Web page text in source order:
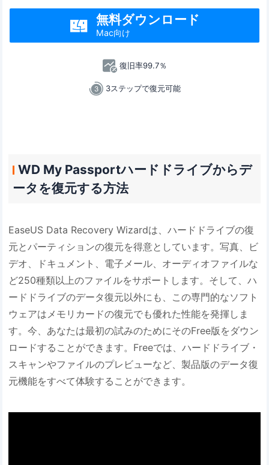
 無料ダウンロード
Mac向け
復旧率99.7％
3ステップで復元可能
WD My Passportハードドライブからデ
ータを復元する方法
EaseUS Data Recovery Wizardは、ハードドライブの復
元とパーティションの復元を得意としています。写真、ビ
デオ、ドキュメント、電子メール、オーディオファイルな
ど250種類以上のファイルをサポートします。そして、ハ
ードドライブのデータ復元以外にも、この専門的なソフト
ウェアはメモリカードの復元でも優れた性能を発揮しま
す。今、あなたは最初の試みのためにそのFree版をダウン
ロードすることができます。Freeでは、ハードドライブ・
スキャンやファイルのプレビューなど、製品版のデータ復
元機能をすべて体験することができます。